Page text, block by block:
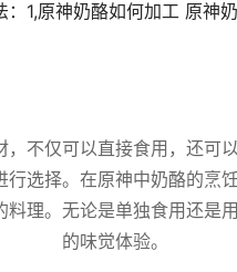
1,原神奶酪如何加工 原神
不仅可以直接食用，还可
选择。在原神中奶酪的烹
理。无论是单独食用还是
的味觉体验。